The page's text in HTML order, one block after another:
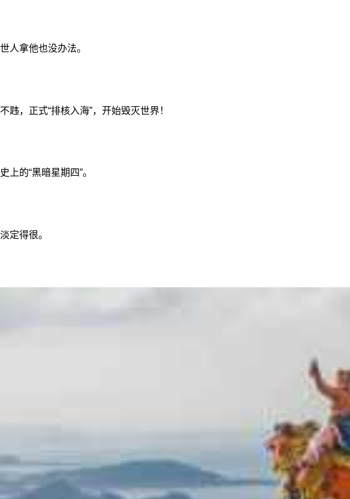
人拿他也没办法。
韪，正式“排核入海”，开始毁灭世界！
上的“黑暗星期四”。
定得很。